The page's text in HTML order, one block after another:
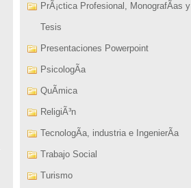
PrÃ¡ctica Profesional, MonografÃ­as y
Tesis
Presentaciones Powerpoint
PsicologÃ­a
QuÃ­mica
ReligiÃ³n
TecnologÃ­a, industria e IngenierÃ­a
Trabajo Social
Turismo